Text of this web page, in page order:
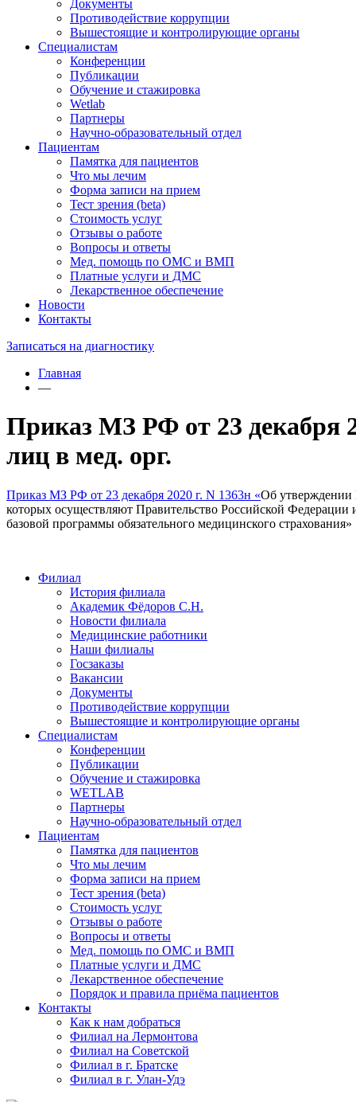
Документы
Противодействие коррупции
Вышестоящие и контролирующие органы
Специалистам
Конференции
Публикации
Обучение и стажировка
Wetlab
Партнеры
Научно-образовательный отдел
Пациентам
Памятка для пациентов
Что мы лечим
Форма записи на прием
Тест зрения (beta)
Стоимость услуг
Отзывы о работе
Вопросы и ответы
Мед. помощь по ОМС и ВМП
Платные услуги и ДМС
Лекарственное обеспечение
Новости
Контакты
Записаться на диагностику
Главная
—
Приказ МЗ РФ от 23 декабря
лиц в мед. орг.
Приказ МЗ РФ от 23 декабря 2020 г. N 1363н «Об утверждении
которых осуществляют Правительство Российской
базовой программы обязательного медицинского страхования»
Филиал
История филиала
Академик Фёдоров С.Н.
Новости филиала
Медицинские работники
Наши филиалы
Госзаказы
Вакансии
Документы
Противодействие коррупции
Вышестоящие и контролирующие органы
Специалистам
Конференции
Публикации
Обучение и стажировка
WETLAB
Партнеры
Научно-образовательный отдел
Пациентам
Памятка для пациентов
Что мы лечим
Форма записи на прием
Тест зрения (beta)
Стоимость услуг
Отзывы о работе
Вопросы и ответы
Мед. помощь по ОМС и ВМП
Платные услуги и ДМС
Лекарственное обеспечение
Порядок и правила приёма пациентов
Контакты
Как к нам добраться
Филиал на Лермонтова
Филиал на Советской
Филиал в г. Братске
Филиал в г. Улан-Удэ